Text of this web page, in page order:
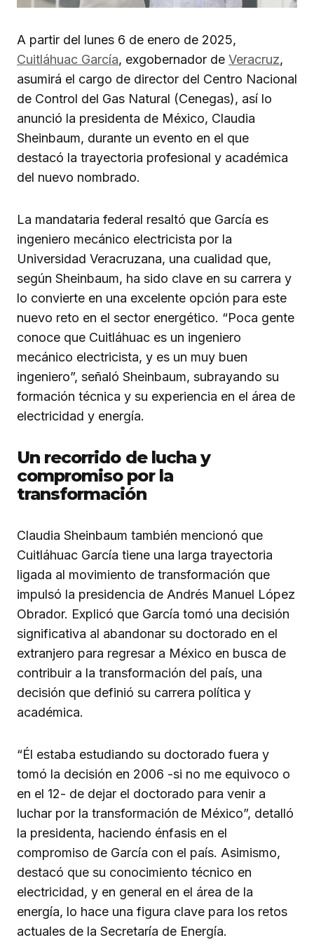
A partir del lunes 6 de enero de 2025,
Cuitláhuac García, exgobernador de Veracruz,
asumirá el cargo de director del Centro Nacional
de Control del Gas Natural (Cenegas), así lo
anunció la presidenta de México, Claudia
Sheinbaum, durante un evento en el que
destacó la trayectoria profesional y académica
del nuevo nombrado.
La mandataria federal resaltó que García es
ingeniero mecánico electricista por la
Universidad Veracruzana, una cualidad que,
según Sheinbaum, ha sido clave en su carrera y
lo convierte en una excelente opción para este
nuevo reto en el sector energético. “Poca gente
conoce que Cuitláhuac es un ingeniero
mecánico electricista, y es un muy buen
ingeniero”, señaló Sheinbaum, subrayando su
formación técnica y su experiencia en el área de
electricidad y energía.
Un recorrido de lucha y
compromiso por la
transformación
Claudia Sheinbaum también mencionó que
Cuitláhuac García tiene una larga trayectoria
ligada al movimiento de transformación que
impulsó la presidencia de Andrés Manuel López
Obrador. Explicó que García tomó una decisión
significativa al abandonar su doctorado en el
extranjero para regresar a México en busca de
contribuir a la transformación del país, una
decisión que definió su carrera política y
académica.
“Él estaba estudiando su doctorado fuera y
tomó la decisión en 2006 -si no me equivoco o
en el 12- de dejar el doctorado para venir a
luchar por la transformación de México”, detalló
la presidenta, haciendo énfasis en el
compromiso de García con el país. Asimismo,
destacó que su conocimiento técnico en
electricidad, y en general en el área de la
energía, lo hace una figura clave para los retos
actuales de la Secretaría de Energía.